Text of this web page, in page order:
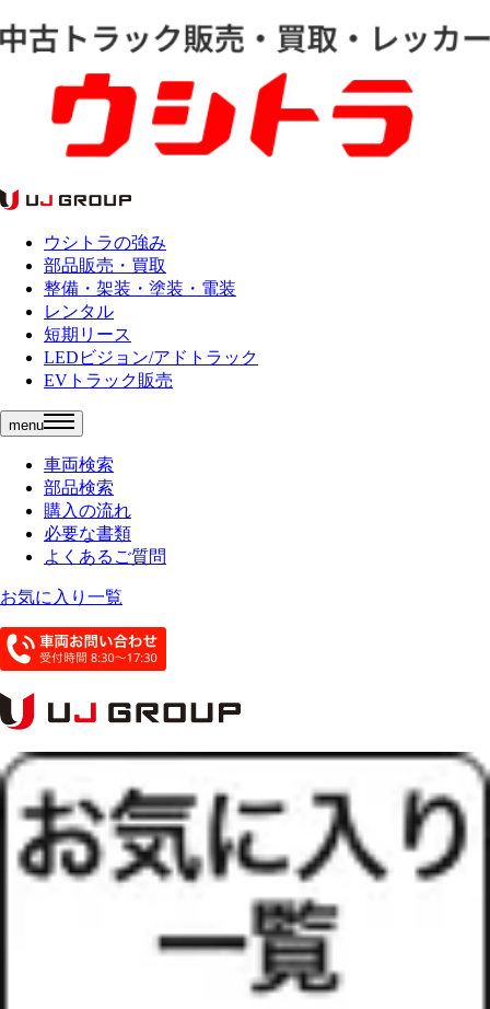
ウシトラの強み
部品販売・買取
整備・架装・塗装・電装
レンタル
短期リース
LEDビジョン/アドトラック
EVトラック販売
menu
車両検索
部品検索
購入の流れ
必要な書類
よくあるご質問
お気に入り一覧